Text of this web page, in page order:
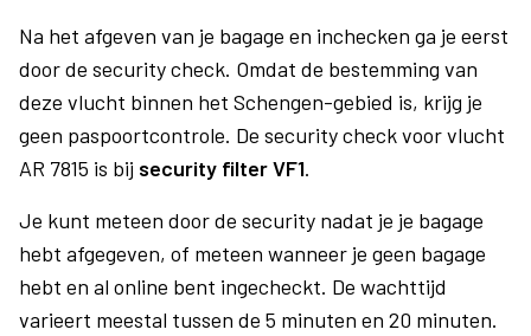
Na het afgeven van je bagage en inchecken ga je eerst
door de security check. Omdat de bestemming van
deze vlucht binnen het Schengen-gebied is, krijg je
geen paspoortcontrole. De security check voor vlucht
AR 7815 is bij security filter VF1.
Je kunt meteen door de security nadat je je bagage
hebt afgegeven, of meteen wanneer je geen bagage
hebt en al online bent ingecheckt. De wachttijd
varieert meestal tussen de 5 minuten en 20 minuten.